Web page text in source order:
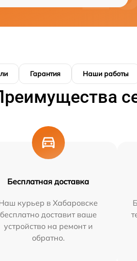
Гарантия Наши работы
Бесплатная доставка
курьер в Хабаровске
бесплатно доставит ваше
устройство на ремонт и
обратно.